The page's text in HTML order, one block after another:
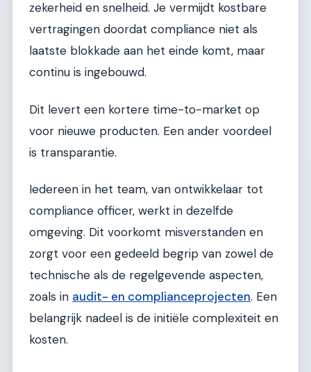
zekerheid en snelheid. Je vermijdt kostbare
vertragingen doordat compliance niet als
laatste blokkade aan het einde komt, maar
continu is ingebouwd.
Dit levert een kortere time-to-market op
voor nieuwe producten. Een ander voordeel
is transparantie.
Iedereen in het team, van ontwikkelaar tot
compliance officer, werkt in dezelfde
omgeving. Dit voorkomt misverstanden en
zorgt voor een gedeeld begrip van zowel de
technische als de regelgevende aspecten,
zoals in audit- en complianceprojecten. Een
belangrijk nadeel is de initiële complexiteit en
kosten.